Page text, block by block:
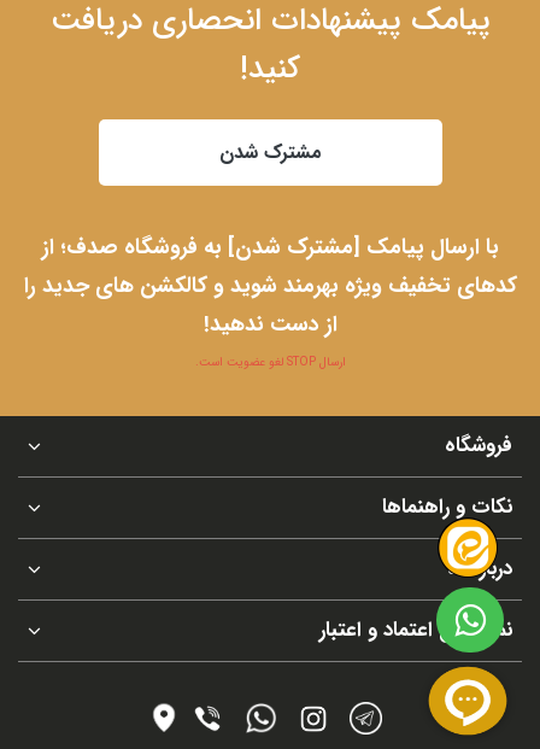
پیامک پیشنهادات انحصاری دریافت
کنید!
مشترک شدن
با ارسال پیامک [مشترک شدن] به فروشگاه صدف؛ از
کدهای تخفیف ویژه بهرمند شوید و کالکشن های جدید را
از دست ندهید!
ارسال STOP لغو عضویت است.
فروشگاه
نکات و راهنماها
درباره ما
نماد های اعتماد و اعتبار